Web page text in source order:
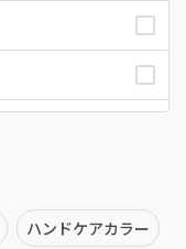
ハンドケアカラー